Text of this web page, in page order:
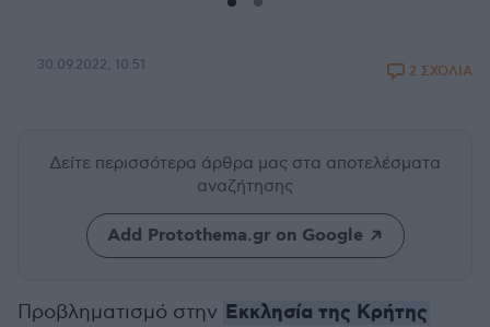
30.09.2022, 10:51 2 ΣΧΟΛΙΑ
Δείτε περισσότερα άρθρα μας στα αποτελέσματα
αναζήτησης
Add Protothema.gr on Google
Προβληματισμό στην Εκκλησία της Κρήτης